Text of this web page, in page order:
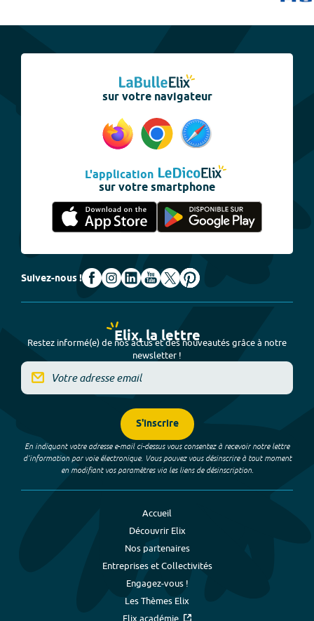
sur votre navigateur
L'application
sur votre smartphone
Suivez-nous !
Elix, la lettre
Restez informé(e) de nos actus et des nouveautés grâce à notre
newsletter !
S'inscrire
En indiquant votre adresse e-mail ci-dessus vous consentez à recevoir notre lettre
d’information par voie électronique. Vous pouvez vous désinscrire à tout moment
en modifiant vos paramètres via les liens de désinscription.
Accueil
Découvrir Elix
Nos partenaires
Entreprises et Collectivités
Engagez-vous !
Les Thèmes Elix
Elix académie